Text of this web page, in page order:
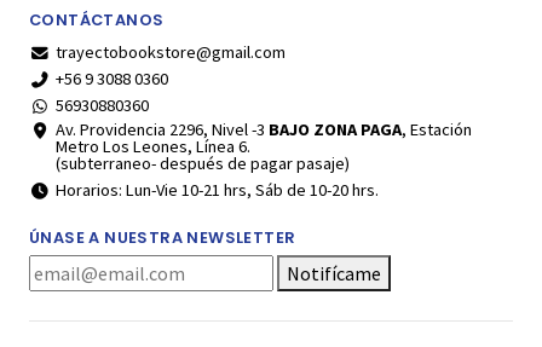
CONTÁCTANOS
trayectobookstore@gmail.com
+56 9 3088 0360
56930880360
Av. Providencia 2296, Nivel -3 BAJO ZONA PAGA, Estación
Metro Los Leones, Línea 6.
(subterraneo- después de pagar pasaje)
Horarios: Lun-Vie 10-21 hrs, Sáb de 10-20 hrs.
ÚNASE A NUESTRA NEWSLETTER
Notifícame